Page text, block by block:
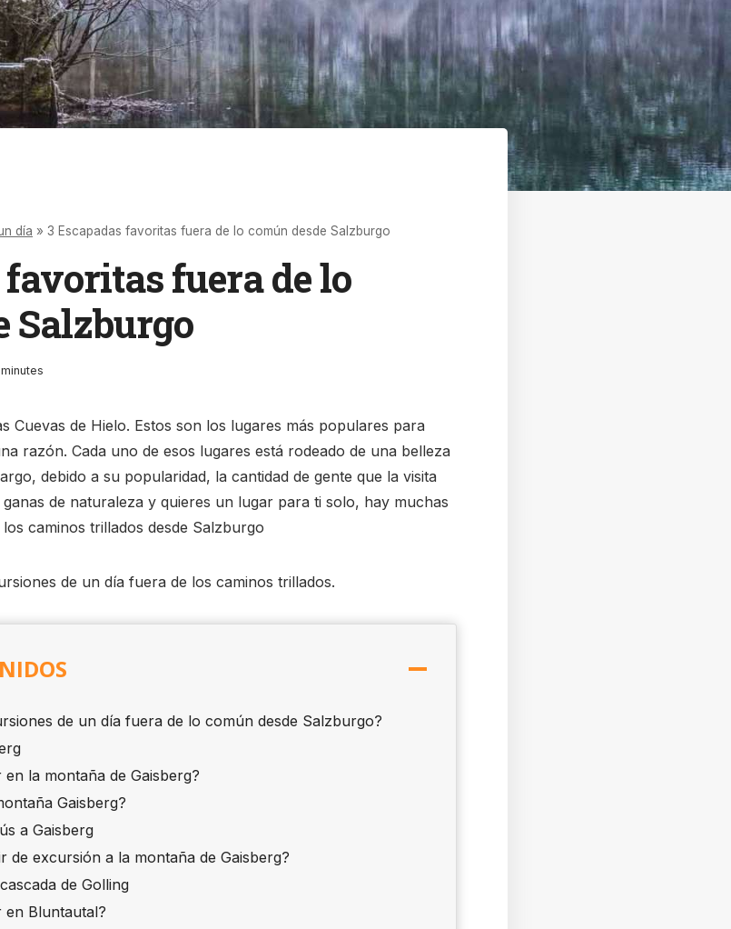
día » 3 Escapadas favoritas fuera de lo común desde Salzburgo
favoritas fuera de lo
Salzburgo
minutes
Cuevas de Hielo. Estos son los lugares más populares para
razón. Cada uno de esos lugares está rodeado de una belleza
debido a su popularidad, la cantidad de gente que la visita
de naturaleza y quieres un lugar para ti solo, hay muchas
caminos trillados desde Salzburgo
de un día fuera de los caminos trillados.
de un día fuera de lo común desde Salzburgo?
la montaña de Gaisberg?
Gaisberg?
a Gaisberg
de excursión a la montaña de Gaisberg?
de Golling
en Bluntautal?